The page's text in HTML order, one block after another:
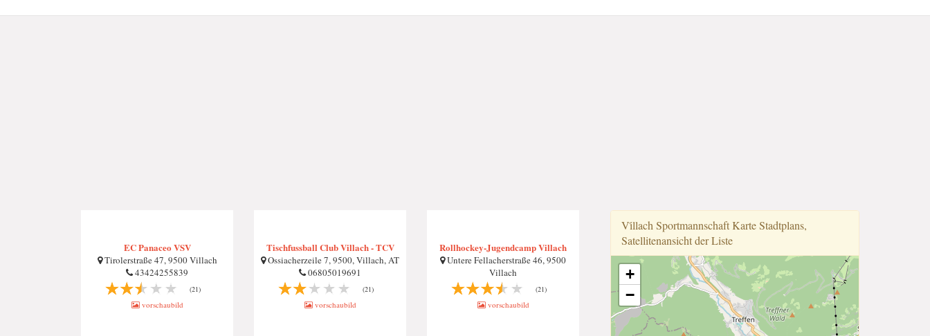
EC Panaceo VSV
Tirolerstraße 47, 9500 Villach
43424255839
(21)
vorschaubild
Tischfussball Club Villach - TCV
Ossiacherzeile 7, 9500, Villach, AT
06805019691
(21)
vorschaubild
Rollhockey-Jugendcamp Villach
Untere Fellacherstraße 46, 9500
Villach
(21)
vorschaubild
Vi̇llach Sportmannschaft Karte Stadtplans,
Satellitenansicht der Liste
+
−